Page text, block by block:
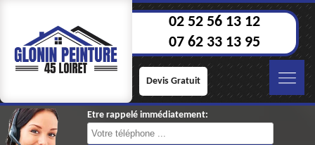
02 52 56 13 12
07 62 33 13 95
Devis Gratuit
Etre rappelé immédiatement: